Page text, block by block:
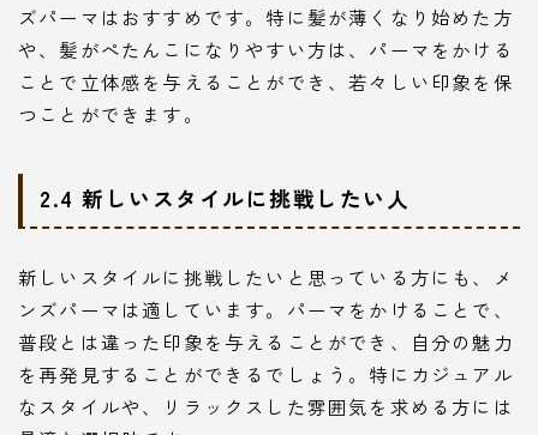
ズパーマはおすすめです。特に髪が薄くなり始めた方
や、髪がぺたんこになりやすい方は、パーマをかける
ことで立体感を与えることができ、若々しい印象を保
つことができます。
2.4 新しいスタイルに挑戦したい人
新しいスタイルに挑戦したいと思っている方にも、メ
ンズパーマは適しています。パーマをかけることで、
普段とは違った印象を与えることができ、自分の魅力
を再発見することができるでしょう。特にカジュアル
なスタイルや、リラックスした雰囲気を求める方には